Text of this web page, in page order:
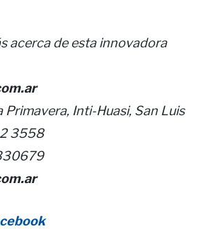
acerca de esta innovadora
Primavera, Inti-Huasi, San Luis
3558